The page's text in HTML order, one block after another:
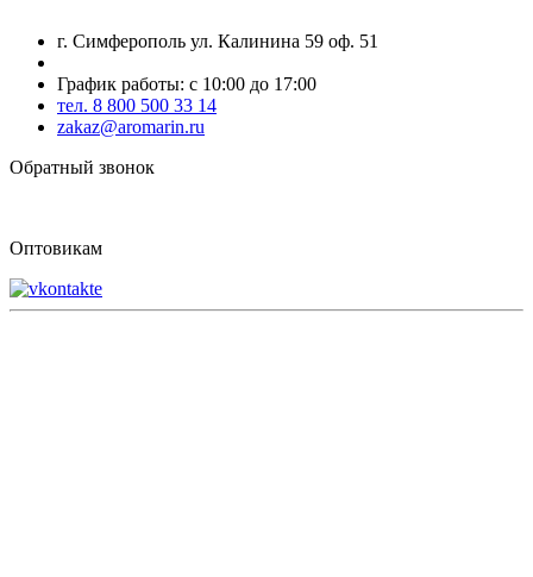
г. Симферополь ул. Калинина 59 оф. 51
График работы: с 10:00 до 17:00
тел. 8 800 500 33 14
zakaz@aromarin.ru
Обратный звонок
Оптовикам